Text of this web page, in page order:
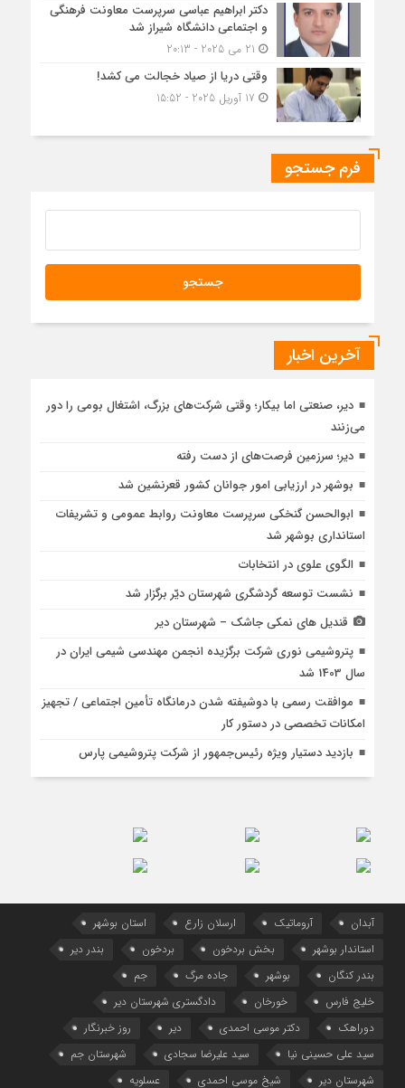
دکتر ابراهیم عباسی سرپرست معاونت فرهنگی
و اجتماعی دانشگاه شیراز شد
وقتی دریا از صیاد خجالت می کشد!
فرم جستجو
آخرین اخبار
دیر، صنعتی اما بیکار؛ وقتی شرکت‌های بزرگ، اشتغال بومی را دور
می‌زنند
دیر؛ سرزمین فرصت‌های از دست رفته
بوشهر در ارزیابی امور جوانان کشور قعرنشین شد
ابوالحسن گنخکی سرپرست معاونت روابط عمومی و تشریفات
استانداری بوشهر شد
الگوی علوی در انتخابات
نشست توسعه گردشگری شهرستان دیّر برگزار شد
قندیل های نمکی جاشک – شهرستان دیر
پتروشیمی نوری شرکت برگزیده انجمن مهندسی شیمی ایران در
سال 1403 شد
موافقت رسمی با دوشیفته شدن درمانگاه تأمین اجتماعی / تجهیز
امکانات تخصصی در دستور کار
بازدید دستیار ویژه رئیس‌جمهور از شرکت پتروشیمی پارس
آبدان آروماتیک ارسلان زارع
استان بوشهر
استاندار بوشهر
بخش بردخون بردخون
بندر دیر
بندر کنگان
بوشهر جاده مرگ
جم
خلیج فارس
خورخان
دادگستری شهرستان دیر
دوراهک
دکتر موسی احمدی دیر
روز خبرنگار
سید علی حسینی نیا
سید علیرضا سجادی
شهرستان جم
شهرستان دیر
شیخ موسی احمدی عسلویه